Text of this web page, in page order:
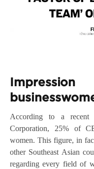
According to a recent
Corporation, 25% of
women. This figure, in
other Southeast Asian
regarding every field of